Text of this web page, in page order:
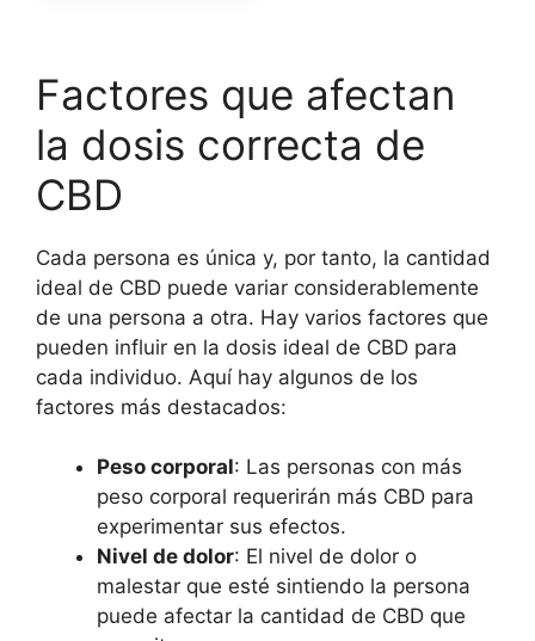
30
gr
cantidad
Factores que afectan
la dosis correcta de
CBD
Cada persona es única y, por tanto, la cantidad
ideal de CBD puede variar considerablemente
de una persona a otra. Hay varios factores que
pueden influir en la dosis ideal de CBD para
cada individuo. Aquí hay algunos de los
factores más destacados:
Peso corporal: Las personas con más
peso corporal requerirán más CBD para
experimentar sus efectos.
Nivel de dolor: El nivel de dolor o
malestar que esté sintiendo la persona
puede afectar la cantidad de CBD que